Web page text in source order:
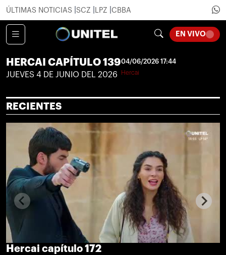
ÚLTIMAS NOTICIAS SCZ LPZ CBBA
EN VIVO
HERCAI CAPÍTULO 139
JUEVES 4 DE JUNIO DEL 2026
04/06/2026 17:44
Hercai
RECIENTES
Hercai capítulo 172